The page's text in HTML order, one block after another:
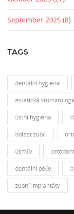
September 2025 (8)
TAGS
dentální hygiena
estetická
ústní hygiena
bolest zubů
úsměv
dentální péče
zubní implantáty